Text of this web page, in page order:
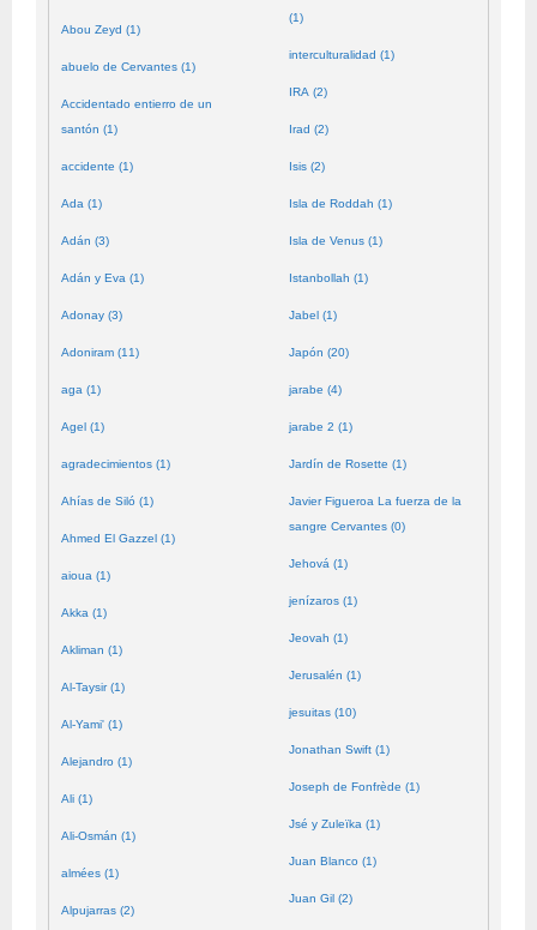
Abou Zeyd (1)
abuelo de Cervantes (1)
Accidentado entierro de un
santón (1)
accidente (1)
Ada (1)
Adán (3)
Adán y Eva (1)
Adonay (3)
Adoniram (11)
aga (1)
Agel (1)
agradecimientos (1)
Ahías de Siló (1)
Ahmed El Gazzel (1)
aioua (1)
Akka (1)
Akliman (1)
Al-Taysir (1)
Al-Yami' (1)
Alejandro (1)
Ali (1)
Ali-Osmán (1)
almées (1)
Alpujarras (2)
(1)
interculturalidad (1)
IRA (2)
Irad (2)
Isis (2)
Isla de Roddah (1)
Isla de Venus (1)
Istanbollah (1)
Jabel (1)
Japón (20)
jarabe (4)
jarabe 2 (1)
Jardín de Rosette (1)
Javier Figueroa La fuerza de la
sangre Cervantes (0)
Jehová (1)
jenízaros (1)
Jeovah (1)
Jerusalén (1)
jesuitas (10)
Jonathan Swift (1)
Joseph de Fonfrède (1)
Jsé y Zuleïka (1)
Juan Blanco (1)
Juan Gil (2)